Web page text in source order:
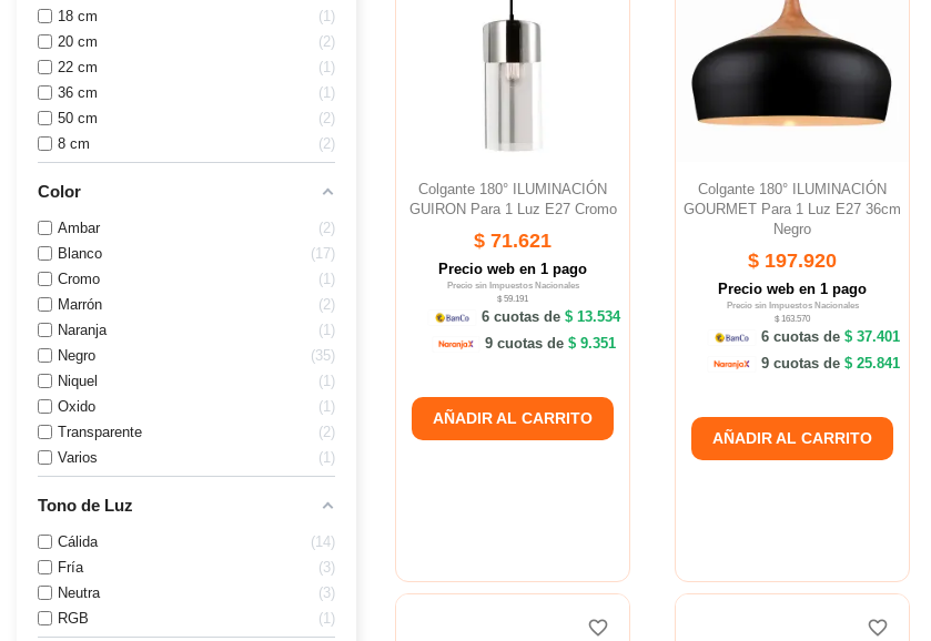
18 cm
1
20 cm
2
22 cm
1
36 cm
1
50 cm
2
8 cm
2
Color
Ambar
2
Blanco
17
Cromo
1
Marrón
2
Naranja
1
Negro
35
Niquel
1
Oxido
1
Transparente
2
Varios
1
Tono de Luz
Cálida
14
Fría
3
Neutra
3
RGB
1
Colgante 180° ILUMINACIÓN
GUIRON Para 1 Luz E27 Cromo
$ 71.621
Precio web en 1 pago
Precio sin Impuestos Nacionales
$ 59.191
6 cuotas de $ 13.534
9 cuotas de$ 9.351
AÑADIR AL CARRITO
Colgante 180° ILUMINACIÓN
GOURMET Para 1 Luz E27 36cm
Negro
$ 197.920
Precio web en 1 pago
Precio sin Impuestos Nacionales
$ 163.570
6 cuotas de $ 37.401
9 cuotas de $ 25.841
AÑADIR AL CARRITO
favorite_border
favorite_border
favorite_border favorite_border
favorite_border
favorite_border